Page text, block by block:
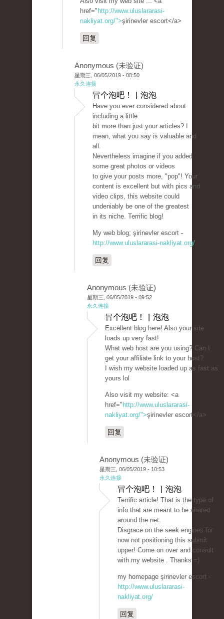
href=" http://www.uluslararasi-
nakliyat.org/">şirinevler escort</a>
回复
Anonymous (未验证)
星期三, 06/05/2019 - 08:50
永久连接
冒个泡吧！ | 泡泡
Have you ever considered about
including a little
bit more than just your articles? I
mean, what you say is valuable and
all.
Nevertheless imagine if you added
some great photos or videos
to give your posts more, "pop"! Your
content is excellent but with pics and
video clips, this website could
undeniably be one of the greatest
in its niche. Terrific blog!
My web blog; şirinevler escort -
http://www.uluslararasi-nakliyat.org/
回复
Anonymous (未验证)
星期三, 06/05/2019 - 09:52
永久连接
冒个泡吧！ | 泡泡
Excellent blog here! Also your site
loads up very fast!
What web host are you using? Can I
get your affiliate link to your host?
I wish my website loaded up as fast as
yours lol
Also visit my website: <a
href=" http://www.uluslararasi-
nakliyat.org/">şirinevler escort</a>
回复
Anonymous (未验证)
星期三, 06/05/2019 - 10:53
永久连接
冒个泡吧！ | 泡泡
Terrific article! That is the type of
info that are meant to be shared
around the net.
Disgrace on the seek engines for
now not positioning this submit
upper! Come on over and consult
with my website . Thanks =)
my homepage şirinevler escort -
http://www.uluslararasi-
nakliyat.org/
回复